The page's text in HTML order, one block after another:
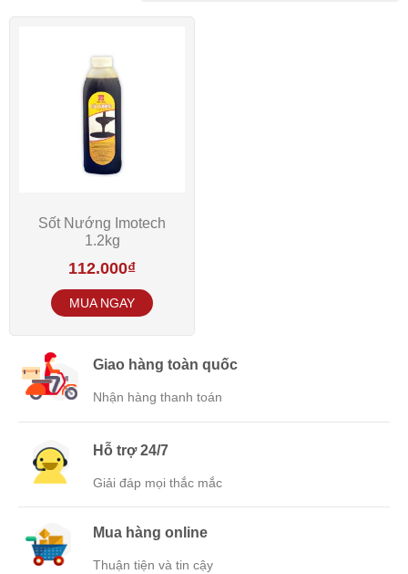
Giao hàng toàn quốc
Nhận hàng thanh toán
Hỗ trợ 24/7
Giải đáp mọi thắc mắc
Mua hàng online
Thuận tiện và tin cậy
Sốt Nướng Imotech
1.2kg
112.000₫